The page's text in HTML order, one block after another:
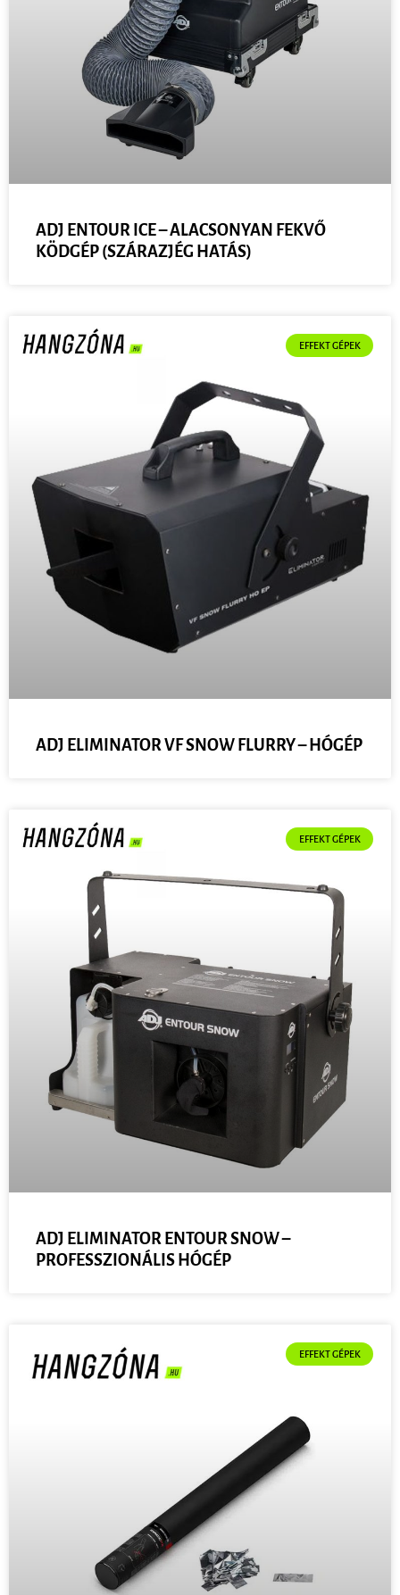
ADJ ENTOUR ICE – ALACSONYAN FEKVŐ
KÖDGÉP (SZÁRAZJÉG HATÁS)
EFFEKT GÉPEK
ADJ ELIMINATOR VF SNOW FLURRY – HÓGÉP
EFFEKT GÉPEK
ADJ ELIMINATOR ENTOUR SNOW –
PROFESSZIONÁLIS HÓGÉP
EFFEKT GÉPEK